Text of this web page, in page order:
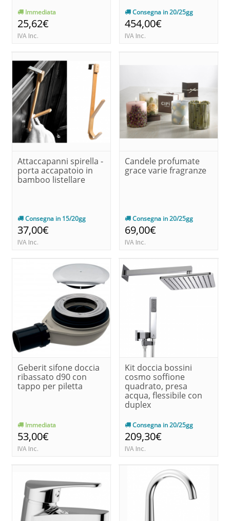
Immediata
25,62€
IVA Inc.
Consegna in 20/25gg
454,00€
IVA Inc.
Attaccapanni spirella -
porta accapatoio in
bamboo listellare
Consegna in 15/20gg
37,00€
IVA Inc.
Candele profumate
grace varie fragranze
Consegna in 20/25gg
69,00€
IVA Inc.
Geberit sifone doccia
ribassato d90 con
tappo per piletta
Immediata
53,00€
IVA Inc.
Kit doccia bossini
cosmo soffione
quadrato, presa
acqua, flessibile con
duplex
Consegna in 20/25gg
209,30€
IVA Inc.